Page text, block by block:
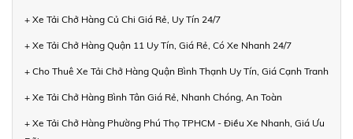
+ Xe Tải Chở Hàng Củ Chi Giá Rẻ, Uy Tín 24/7
+ Xe Tải Chở Hàng Quận 11 Uy Tín, Giá Rẻ, Có Xe Nhanh 24/7
+ Cho Thuê Xe Tải Chở Hàng Quận Bình Thạnh Uy Tín, Giá Cạnh Tranh
+ Xe Tải Chở Hàng Bình Tân Giá Rẻ, Nhanh Chóng, An Toàn
+ Xe Tải Chở Hàng Phường Phú Thọ TPHCM - Điều Xe Nhanh, Giá Ưu